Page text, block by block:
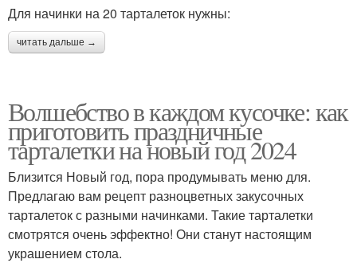
Для начинки на 20 тарталеток нужны:
читать дальше →
Волшебство в каждом кусочке: как
приготовить праздничные
тарталетки на новый год 2024
Близится Новый год, пора продумывать меню для.
Предлагаю вам рецепт разноцветных закусочных
тарталеток с разными начинками. Такие тарталетки
смотрятся очень эффектно! Они станут настоящим
украшением стола.